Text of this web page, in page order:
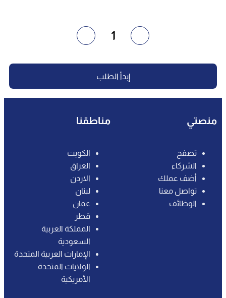
1
إبدأ الطلب
منصتي
تصفح
الشركاء
أضف عملك
تواصل معنا
الوظائف
مناطقنا
الكويت
العراق
الاردن‎
لبنان
عمان
قطر
المملكة العربية
السعودية
الإمارات العربية المتحدة
الولايات المتحدة
الأمريكية